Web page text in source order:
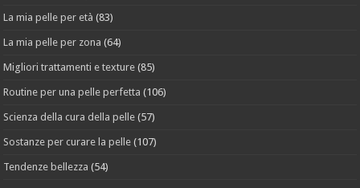
La mia pelle per età (83)
La mia pelle per zona (64)
Migliori trattamenti e texture (85)
Routine per una pelle perfetta (106)
Scienza della cura della pelle (57)
Sostanze per curare la pelle (107)
Tendenze bellezza (54)